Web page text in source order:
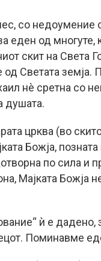
со
еден од
скит на Света
Светата земја.
нè сретна со
душата.
црква (во
Божја,
по сила и
Мајката Божја
ѝ е дадено,
Поминавме